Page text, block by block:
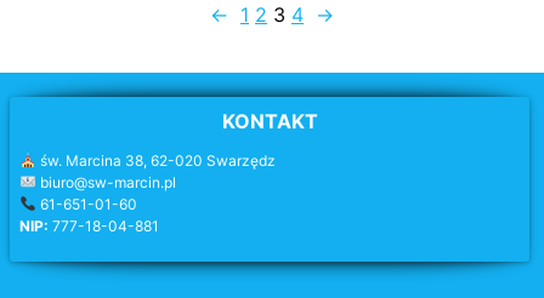
← 1 2 3 4 →
KONTAKT
św. Marcina 38, 62-020 Swarzędz
biuro@sw-marcin.pl
61-651-01-60
NIP: 777-18-04-881